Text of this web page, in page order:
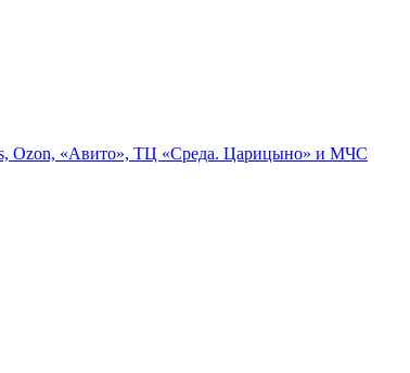
Ozon, «Авито», ТЦ «Среда. Царицыно» и МЧС